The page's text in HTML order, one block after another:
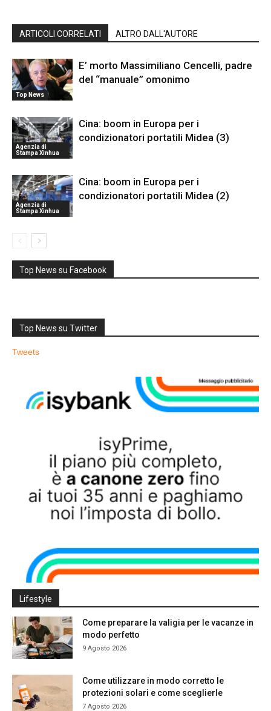
ARTICOLI CORRELATI ALTRO DALL'AUTORE
Top News
E’ morto Massimiliano Cencelli, padre
del “manuale” omonimo
Agenzia di
Stampa Xinhua
Cina: boom in Europa per i
condizionatori portatili Midea (3)
Agenzia di
Stampa Xinhua
Cina: boom in Europa per i
condizionatori portatili Midea (2)
Top News su Facebook
Top News su Twitter
Tweets
Lifestyle
Come preparare la valigia per le vacanze in
modo perfetto
9 Agosto 2026
Come utilizzare in modo corretto le
protezioni solari e come sceglierle
7 Agosto 2026